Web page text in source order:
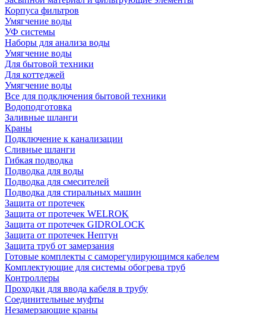
Корпуса фильтров
Умягчение воды
УФ системы
Наборы для анализа воды
Умягчение воды
Для бытовой техники
Для коттеджей
Умягчение воды
Все для подключения бытовой техники
Водоподготовка
Заливные шланги
Краны
Подключение к канализации
Сливные шланги
Гибкая подводка
Подводка для воды
Подводка для смесителей
Подводка для стиральных машин
Защита от протечек
Защита от протечек WELROK
Защита от протечек GIDROLOCK
Защита от протечек Нептун
Защита труб от замерзания
Готовые комплекты с саморегулирующимся кабелем
Комплектующие для системы обогрева труб
Контроллеры
Проходки для ввода кабеля в трубу
Соединительные муфты
Незамерзающие краны